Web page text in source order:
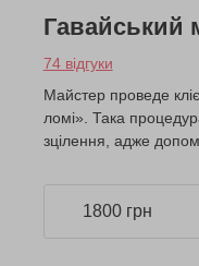
Гавайський
74 відгуки
Майстер проведе
ломі». Така
зцілення, адже
1800 грн